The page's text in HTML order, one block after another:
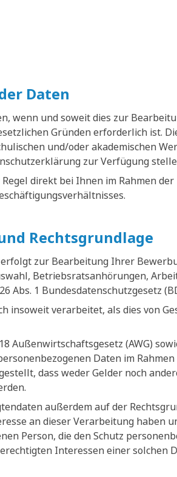
Daten
wenn und soweit dies zur
Gründen erforderlich ist.
und/oder akademischen
zur Verfügung
direkt bei Ihnen im Rahmen
Rechtsgrundlage
zur Bearbeitung Ihrer
Betriebsratsanhörungen,
Abs. 1 Bundesdatenschutzgesetz
insoweit verarbeitet, als dies von
Außenwirtschaftsgesetz (AWG)
Daten im
dass weder Gelder noch
außerdem auf der
an dieser Verarbeitung haben
Person, die den Schutz
Interessen einer solchen